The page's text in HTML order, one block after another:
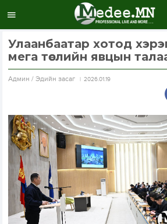
Улаанбаатар хотод
мега төслийн явцын
Aдмин / Эдийн засаг 2026.01.19